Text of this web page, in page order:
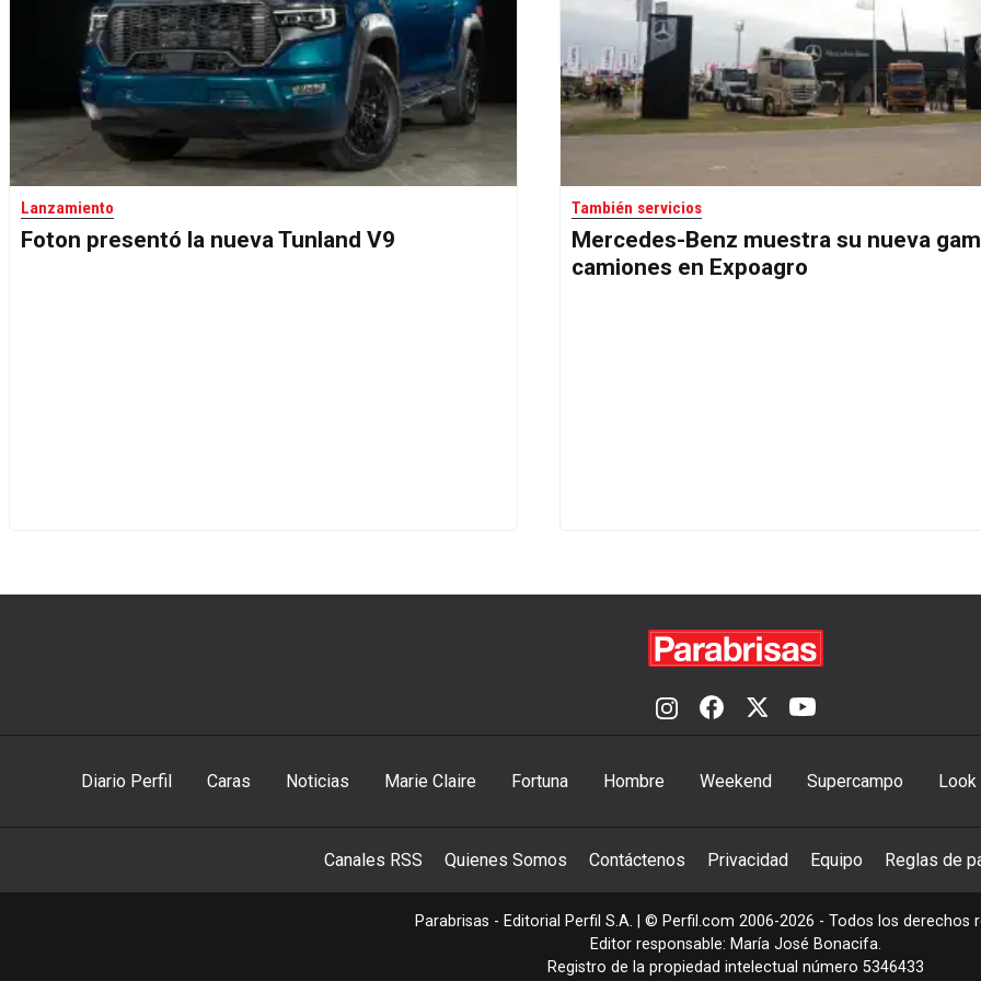
Lanzamiento
Foton presentó la nueva Tunland V9
También servicios
Mercedes-Benz muestra su nueva
camiones en Expoagro
Diario Perfil Caras Noticias Marie Claire Fortuna Hombre Weekend Supercampo Look
Canales RSS Quienes Somos Contáctenos Privacidad Equipo Reglas de
Parabrisas - Editorial Perfil S.A. | © Perfil.com 2006-2026 - Todos los derechos
Editor responsable: María José Bonacifa.
Registro de la propiedad intelectual número 5346433